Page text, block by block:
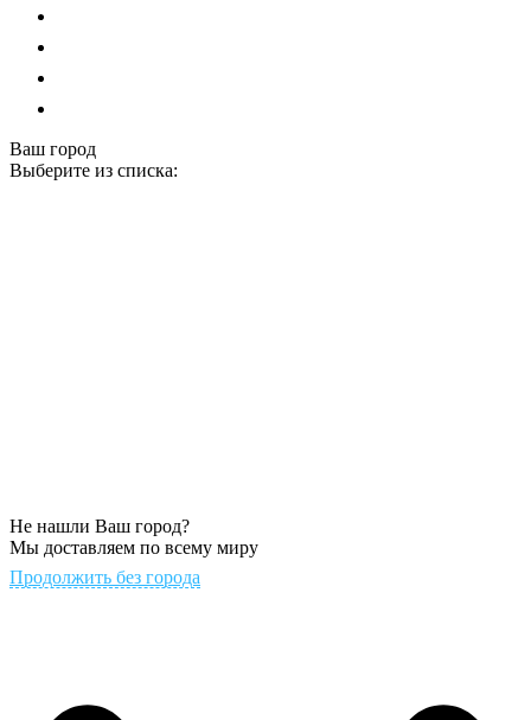
Ваш город
Выберите из списка:
Не нашли Ваш город?
Мы доставляем по всему миру
Продолжить без города